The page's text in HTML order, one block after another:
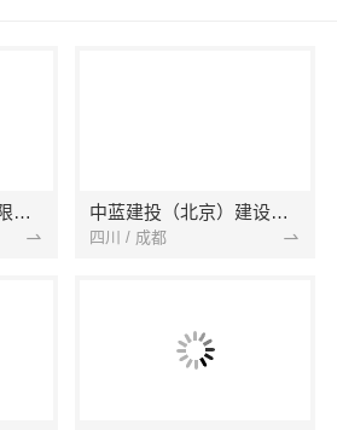
云南晟构建筑建材有限公司 中蓝建投（北京）建设有限公司四川第一分公司
四川 / 成都